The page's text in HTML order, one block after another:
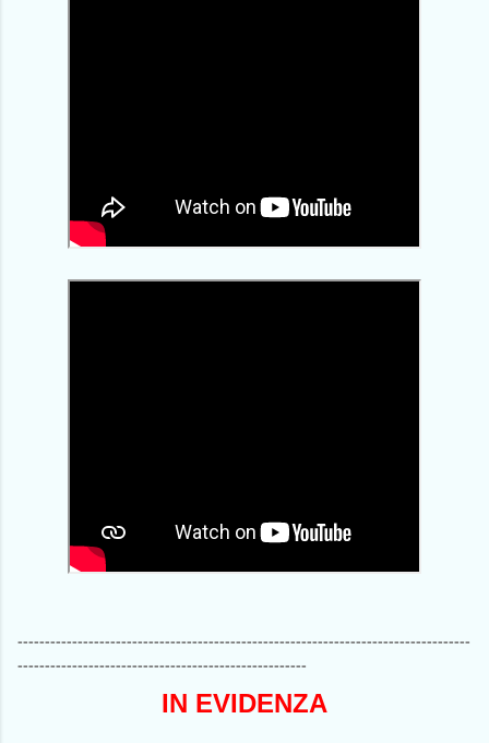
-----------------------------------------------------------------------------------
-----------------------------------------------------
IN EVIDENZA